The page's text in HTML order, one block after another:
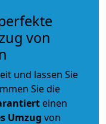
von
und lassen Sie
Sie die
einen
Umzug von